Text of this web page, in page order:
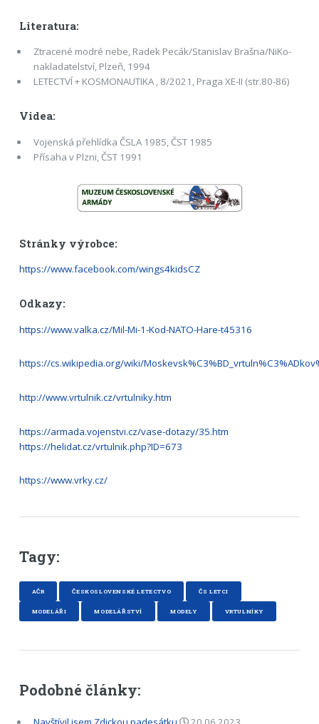
Literatura:
Ztracené modré nebe, Radek Pecák/Stanislav Brašna/NiKo-
nakladatelství, Plzeň, 1994
LETECTVÍ + KOSMONAUTIKA , 8/2021, Praga XE-II (str.80-86)
Videa:
Vojenská přehlídka ČSLA 1985, ČST 1985
Přísaha v Plzni, ČST 1991
Stránky výrobce:
https://www.facebook.com/wings4kidsCZ
Odkazy:
https://www.valka.cz/Mil-Mi-1-Kod-NATO-Hare-t45316
https://cs.wikipedia.org/wiki/
http://www.vrtulnik.cz/vrtulniky.htm
https://armada.vojenstvi.cz/vase-dotazy/35.htm
https://helidat.cz/vrtulnik.php?ID=673
https://www.vrky.cz/
Tagy:
AČR ČESKOSLOVENSKÉ LETECTVO ČS LETCI
MODELÁŘI MODELÁŘSTVÍ MODELY VRTULNÍKY
Podobné články: